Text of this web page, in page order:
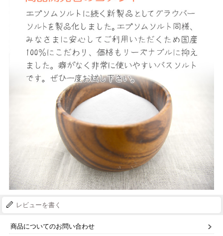
レビューを書く
商品についてのお問い合わせ